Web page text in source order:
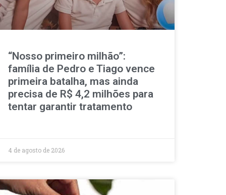
“Nosso primeiro milhão”:
família de Pedro e Tiago vence
primeira batalha, mas ainda
precisa de R$ 4,2 milhões para
tentar garantir tratamento
4 de agosto de 2026